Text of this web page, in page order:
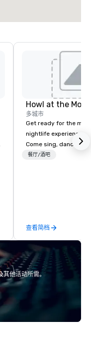
Howl at the Moon
多城市
Get ready for the
nightlife experience
Come sing, dance
most versatile and
party, bachelor party,
corporate event) or
out, Howl at the
spot for you. Check
Howl at the Moon
upcoming events and
餐厅/酒吧
查看简档
他活动所需。